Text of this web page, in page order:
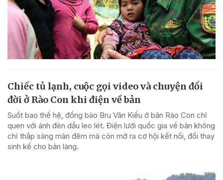
Chiếc tủ lạnh, cuộc gọi video và chuyện đổi
đời ở Rào Con khi điện về bản
Suốt bao thế hệ, đồng bào Bru Vân Kiều ở bản Rào Con chỉ
quen với ánh đèn dầu leo lét. Điện lưới quốc gia về bản không
chỉ thắp sáng màn đêm mà còn mở ra cơ hội kết nối, đổi thay
sinh kế cho bản làng.